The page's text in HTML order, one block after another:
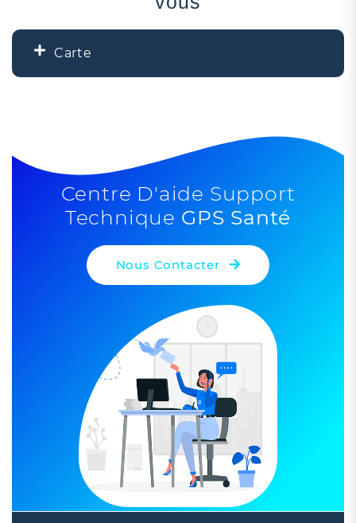
Carte
5
Leaflet| ©OpenStreetMap
Centre D'aide Support
Technique GPS Santé
Nous Contacter